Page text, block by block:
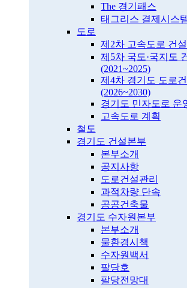
The 경기패스
태그리스 결제시스
도로
제2차 고속도로 건
제5차 국도·국지도
(2021~2025)
제4차 경기도 도로
(2026~2030)
경기도 민자도로 운
고속도로 계획
철도
경기도 건설본부
본부소개
공지사항
도로건설관리
과적차량 단속
공공건축물
경기도 수자원본부
본부소개
물환경시책
수자원백서
팔당호
팔당전망대